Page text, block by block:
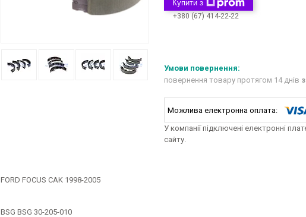
Купити з
+380 (67) 414-22-22
повернення товару протягом 14 днів
У компанії підключені електронні
сайту.
FORD FOCUS CAK 1998-2005
BSG BSG 30-205-010